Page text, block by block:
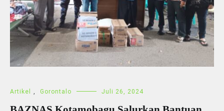
Artikel , Gorontalo Juli 26, 2024